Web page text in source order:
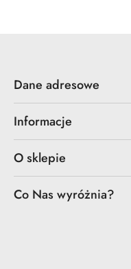
Dane adresowe
Informacje
O sklepie
Co Nas wyróżnia?